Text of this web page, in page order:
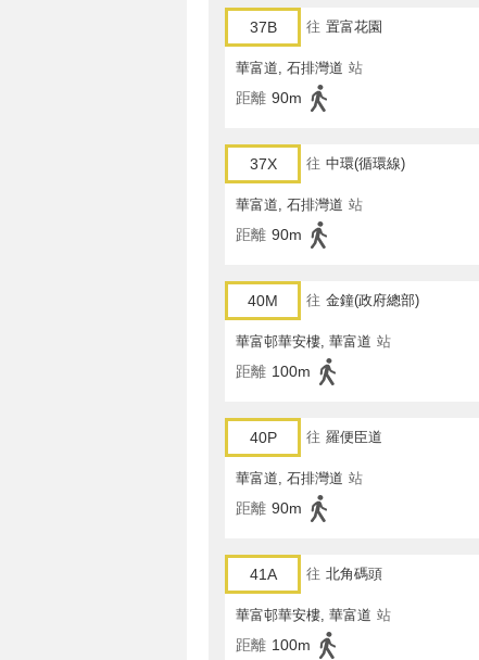
37B 往 置富花園
華富道, 石排灣道 站
距離 90m
37X 往 中環(循環線)
華富道, 石排灣道 站
距離 90m
40M 往 金鐘(政府總部)
華富邨華安樓, 華富道 站
距離 100m
40P 往 羅便臣道
華富道, 石排灣道 站
距離 90m
41A 往 北角碼頭
華富邨華安樓, 華富道 站
距離 100m